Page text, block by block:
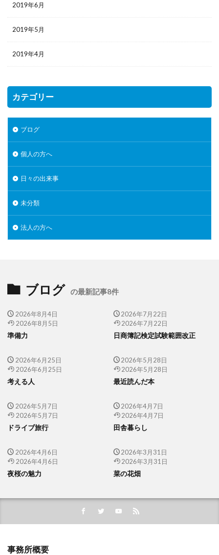
2019年6月
2019年5月
2019年4月
カテゴリー
ブログ
個人の方へ
日々の出来事
未分類
法人の方へ
ブログ の最新記事8件
2026年8月4日
2026年8月5日
準備力
2026年7月22日
2026年7月22日
日商簿記検定試験範囲改正
2026年6月25日
2026年6月25日
考える人
2026年5月28日
2026年5月28日
最近読んだ本
2026年5月7日
2026年5月7日
ドライブ旅行
2026年4月7日
2026年4月7日
田舎暮らし
2026年4月6日
2026年4月6日
夜桜の魅力
2026年3月31日
2026年3月31日
菜の花畑
事務所概要